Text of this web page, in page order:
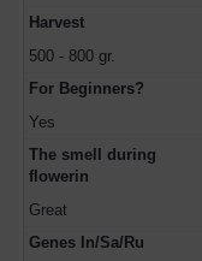
Harvest
500 - 800 gr.
For Beginners?
Yes
The smell during
flowerin
Great
Genes In/Sa/Ru